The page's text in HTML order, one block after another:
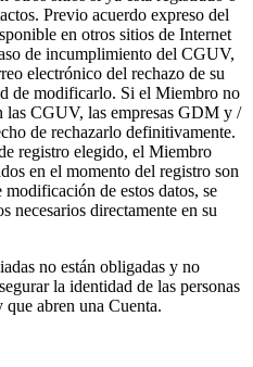
Previo acuerdo expreso del
en otros sitios de Internet
de incumplimiento del CGUV,
electrónico del rechazo de su
de modificarlo. Si el Miembro no
las CGUV, las empresas GDM y /
de rechazarlo definitivamente.
registro elegido, el Miembro
en el momento del registro son
de estos datos, se
necesarios directamente en su
no están obligadas y no
la identidad de las personas
abren una Cuenta.